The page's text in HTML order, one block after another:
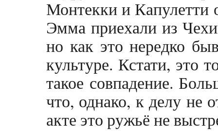
Монтекки и
Эмма приехали из
но как это нередко
культуре. Кстати, это
такое совпадение.
что, однако, к делу не
акте это ружьё не